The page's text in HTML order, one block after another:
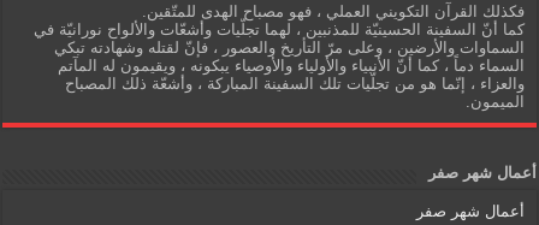
فكذلك القرآن التكويني العملي ، فهو مصباح الهدى للمتّقين.
كما أنّ السفينة الحسينيّة للمذنبين ، لهما تجلّيات وأشعّات والألواح نورانيّة في
السماوات والأرضين ، وعلى مرّ التأريخ والعصور ، فإنّ لقتله وشهادته تبكي
السماء دماً ، كما أنّ الأنبياء والأولياء والأوصياء يبكونه ، ويقيمون له المآتم
والعزاء ، إنّما هو من تجلّيات تلك السفينة المباركة ، وأشعّة ذلك المصباح
الميمون.
أعمال شهر صفر
أعمال شهر صفر